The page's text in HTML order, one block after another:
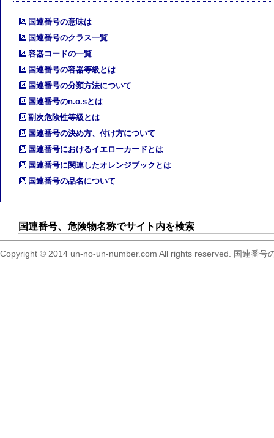
国連番号の意味は
国連番号のクラス一覧
容器コードの一覧
国連番号の容器等級とは
国連番号の分類方法について
国連番号のn.o.sとは
副次危険性等級とは
国連番号の決め方、付け方について
国連番号におけるイエローカードとは
国連番号に関連したオレンジブックとは
国連番号の品名について
国連番号、危険物名称でサイト内を検索
Copyright © 2014 un-no-un-number.com All rights reserved. 国連番号